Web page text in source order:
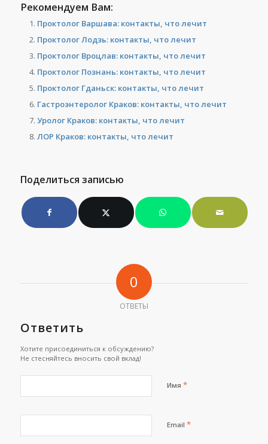
Рекомендуем Вам:
Проктолог Варшава: контакты, что лечит
Проктолог Лодзь: контакты, что лечит
Проктолог Вроцлав: контакты, что лечит
Проктолог Познань: контакты, что лечит
Проктолог Гданьск: контакты, что лечит
Гастроэнтеролог Краков: контакты, что лечит
Уролог Краков: контакты, что лечит
ЛОР Краков: контакты, что лечит
Поделиться записью
0
ОТВЕТЫ
Ответить
Хотите присоединиться к обсуждению?
Не стесняйтесь вносить свой вклад!
Имя *
Email *